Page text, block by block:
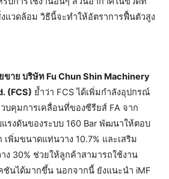
แวดล้อม วิธีนี้จะทำให้อัตราการฟื้นตัวสูง
ขาย บริษัท Fu Chun Shin Machinery
(FCS) ย้ำว่า FCS ได้เพิ่มกำลังอุปกรณ์
บคุมการเคลื่อนที่ของซีรียส์ FA จาก
แรงดันของระบบ 160 Bar พัฒนาให้ตอบ
พิ่มขนาดแท่นวาง 10.7% และเสริม
ง 30% ช่วยให้ลูกค้าสามารถใช้งาน
ชันได้มากขึ้น นอกจากนี้ ยังแนะนำ iMF